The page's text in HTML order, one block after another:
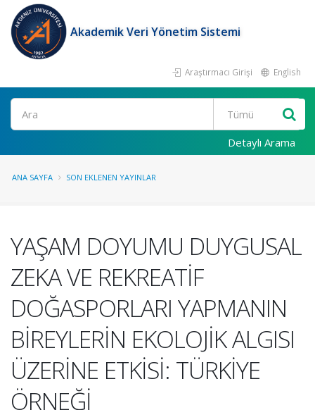
Akademik Veri Yönetim Sistemi
Araştırmacı Girişi English
Ara
Detaylı Arama
ANA SAYFA SON EKLENEN YAYINLAR
YAŞAM DOYUMU DUYGUSAL
ZEKA VE REKREATİF
DOĞASPORLARI YAPMANIN
BİREYLERİN EKOLOJİK ALGISI
ÜZERİNE ETKİSİ: TÜRKİYE
ÖRNEĞİ